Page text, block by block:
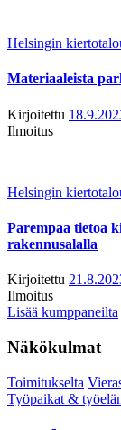
Helsingin
Materiaaleista
Kirjoitettu
Ilmoitus
Helsingin
Parempaa tietoa
rakennusalalla
Kirjoitettu
Ilmoitus
Lisää kumppaneilta
Näkökulmat
Toimitukselta
Työpaikat &